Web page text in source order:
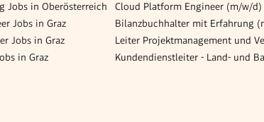
Jobs in Oberösterreich
Jobs in Graz
Jobs in Graz
in Graz
Cloud Platform Engineer (m/w/d)